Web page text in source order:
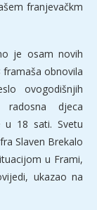
franjevačkm
je osam novih
obnovila
ovogodišnjih
djeca
u 18 sati. Svetu
Slaven Brekalo
u Frami,
ukazao na